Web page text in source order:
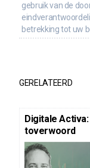
gebruik van de
betrekking tot uw
GERELATEERD
Digitale
toverwoord